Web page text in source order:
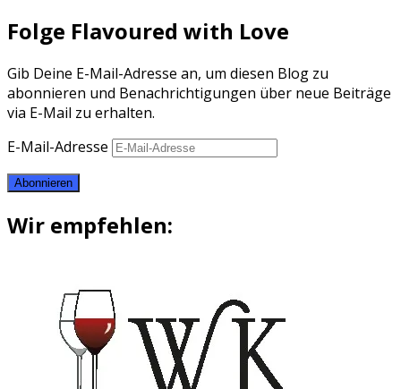
Folge Flavoured with Love
Gib Deine E-Mail-Adresse an, um diesen Blog zu
abonnieren und Benachrichtigungen über neue Beiträge
via E-Mail zu erhalten.
E-Mail-Adresse
Abonnieren
Wir empfehlen: